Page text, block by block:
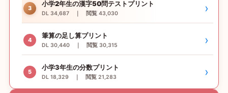
3
小学2年生の漢字50問テストプリント
DL 34,687 ｜ 閲覧 43,030 ›
4
筆算の足し算プリント
DL 30,440 ｜ 閲覧 30,315 ›
5
小学3年生の分数プリント
DL 18,329 ｜ 閲覧 21,283 ›